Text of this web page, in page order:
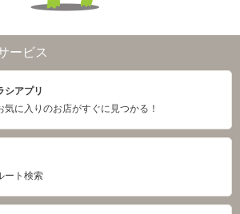
ービス
シアプリ
気に入りのお店がすぐに見つかる！
ート検索